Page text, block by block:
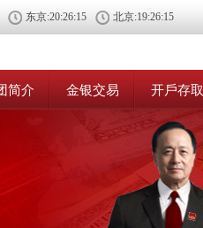
东京:20:26:16 北京:19:26:16
简介 金银交易 开戶存取